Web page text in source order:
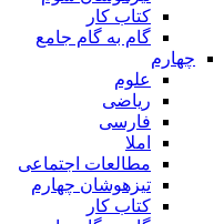
کتاب کار
گام به گام جامع
چهارم
علوم
ریاضی
فارسی
املا
مطالعات اجتماعی
تیزهوشان چهارم
کتاب کار